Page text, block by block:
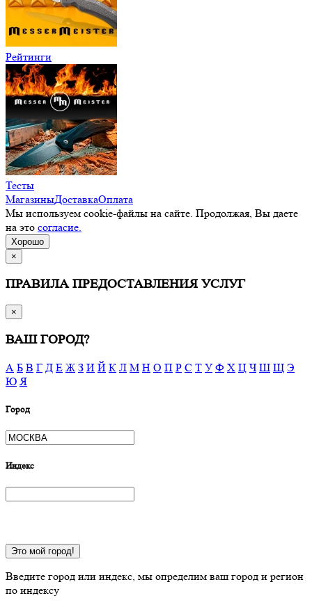
Рейтинги
Тесты
МагазиныДоставкаОплата
Мы используем cookie-файлы на сайте. Продолжая, Вы даете
на это согласие.
Хорошо
×
ПРАВИЛА ПРЕДОСТАВЛЕНИЯ УСЛУГ
×
ВАШ ГОРОД?
А Б В Г Д Е Ж З И Й К Л М Н О П Р С Т У Ф Х Ц Ч Ш Щ Э
Ю Я
Город
Индекс
Это мой город!
Введите город или индекс, мы определим ваш город и регион
по индексу